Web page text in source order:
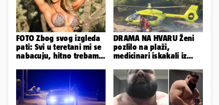
FOTO Zbog svog izgleda
pati: Svi u teretani mi se
nabacuju, hitno trebam
DRAMA NA HVARU Ženi
pozlilo na plaži,
medicinari iskakali iz